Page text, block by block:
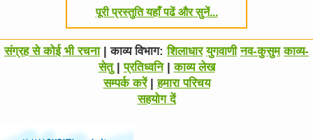
पूरी प्रस्तुति यहाँ पढें और सुनें...
संग्रह से कोई भी रचना| काव्य विभाग:शिलाधार युगवाणी नव-कुसुम काव्य-
सेतु|प्रतिध्वनि|काव्य लेख
सम्पर्क करें|हमारा परिचय
सहयोग दें